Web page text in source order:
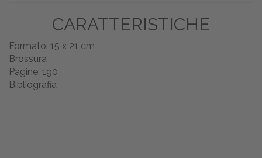
CARATTERISTICHE
Formato: 15 x 21 cm
Brossura
Pagine: 190
Bibliografia